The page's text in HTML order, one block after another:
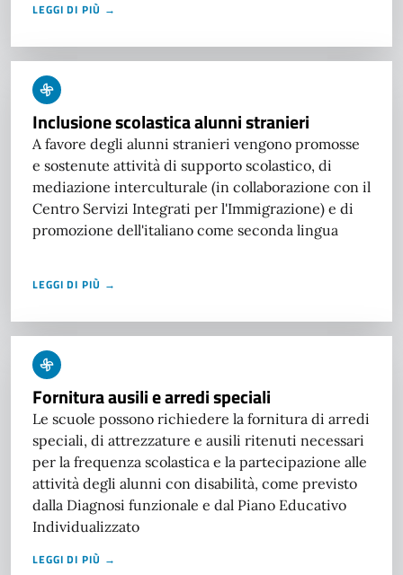
LEGGI DI PIÙ →
Inclusione scolastica alunni stranieri
A favore degli alunni stranieri vengono promosse
e sostenute attività di supporto scolastico, di
mediazione interculturale (in collaborazione con il
Centro Servizi Integrati per l'Immigrazione) e di
promozione dell'italiano come seconda lingua
LEGGI DI PIÙ →
Fornitura ausili e arredi speciali
Le scuole possono richiedere la fornitura di arredi
speciali, di attrezzature e ausili ritenuti necessari
per la frequenza scolastica e la partecipazione alle
attività degli alunni con disabilità, come previsto
dalla Diagnosi funzionale e dal Piano Educativo
Individualizzato
LEGGI DI PIÙ →